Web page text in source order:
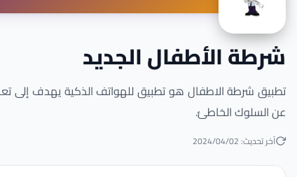
شرطة الأطفال الجديد
تطبيق شرطة الاطفال هو تطبيق للهواتف الذكية يهدف إلى
عن السلوك الخاطئ.
آخر تحديث: 2024/04/02